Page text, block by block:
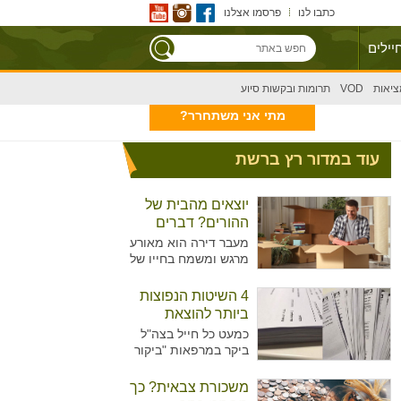
כתבו לנו פרסמו אצלנו
VOD תרומות ובקשות סיוע
מתי אני משתחרר?
עוד במדור רץ ברשת
יוצאים מהבית של
ההורים? דברים
שצריך לקחת בחשבון
מעבר דירה הוא מאורע
מרגש ומשמח בחייו של
במעבר הראשון מחוץ
לבית ההורים. עם זאת,
מדובר בתהליך מורכב
עם עלויות משל עצמו
שכדאי לקחת בחשבון.
ממנו שמחים
4 השיטות הנפוצות
ביותר להוצאת
גימלים
כמעט כל חייל בצה"ל
ביקר במרפאות "ביקור
היחידה כדי להוציא
משכורת צבאית? כך